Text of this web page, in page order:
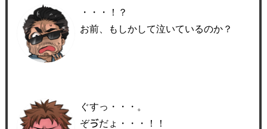
・・・！？
お前、もしかして泣いているのか？
ぐすっ・・・。
ぞゔだょ・・・！！